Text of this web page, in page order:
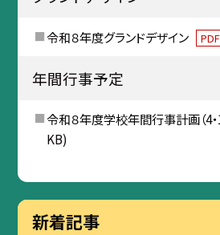
令和８年度グランドデザイン PDF
年間行事予定
令和８年度学校年間行事計画（4・
KB)
新着記事